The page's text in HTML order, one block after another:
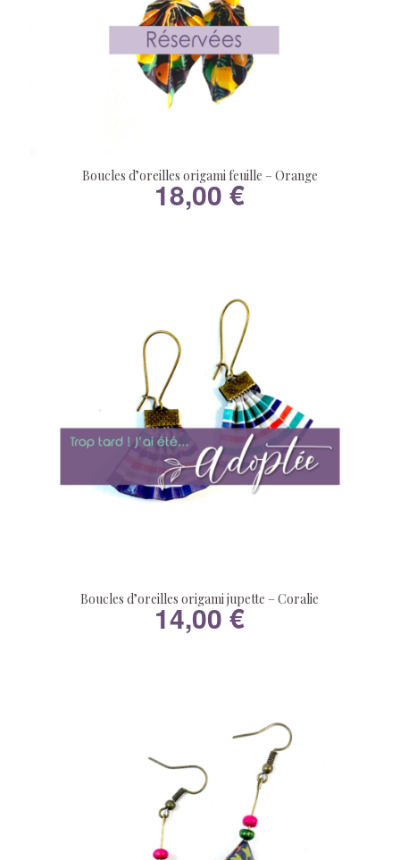
Boucles d’oreilles origami feuille – Orange
18,00€
Boucles d’oreilles origami jupette – Coralie
14,00€